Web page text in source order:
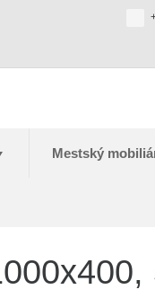
Mestský